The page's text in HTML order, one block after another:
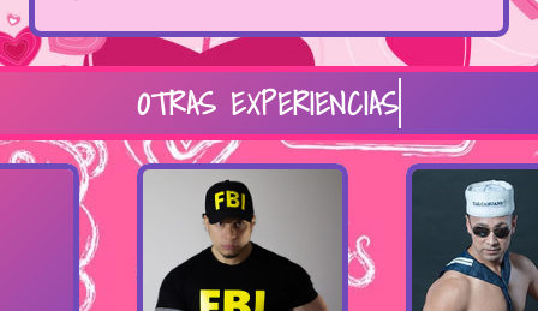
OTRAS EXPERIENCIAS